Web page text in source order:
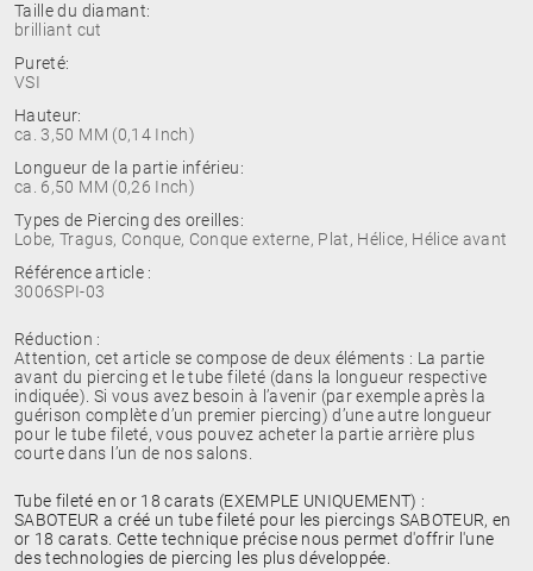
Taille du diamant:
brilliant cut
Pureté:
VSI
Hauteur:
ca. 3,50 MM (0,14 Inch)
Longueur de la partie inférieu:
ca. 6,50 MM (0,26 Inch)
Types de Piercing des oreilles:
Lobe, Tragus, Conque, Conque externe, Plat, Hélice, Hélice avant
Référence article :
3006SPI-03
Réduction :
Attention, cet article se compose de deux éléments : La partie
avant du piercing et le tube fileté (dans la longueur respective
indiquée). Si vous avez besoin à l’avenir (par exemple après la
guérison complète d’un premier piercing) d’une autre longueur
pour le tube fileté, vous pouvez acheter la partie arrière plus
courte dans l’un de nos salons.
Tube fileté en or 18 carats (EXEMPLE UNIQUEMENT) :
SABOTEUR a créé un tube fileté pour les piercings SABOTEUR, en
or 18 carats. Cette technique précise nous permet d'offrir l'une
des technologies de piercing les plus développée.